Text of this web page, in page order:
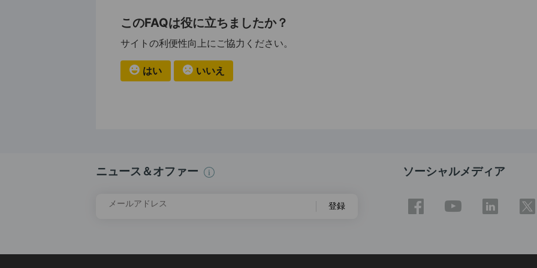
このFAQは役に立ちましたか？
サイトの利便性向上にご協力ください。
はい いいえ
ニュース＆オファー
メールアドレス 登録
ソーシャルメディア